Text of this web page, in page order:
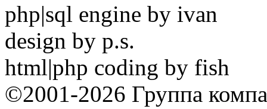
php|sql engine by ivan
design by p.s.
html|php coding by fish
©2001-2026 Группа